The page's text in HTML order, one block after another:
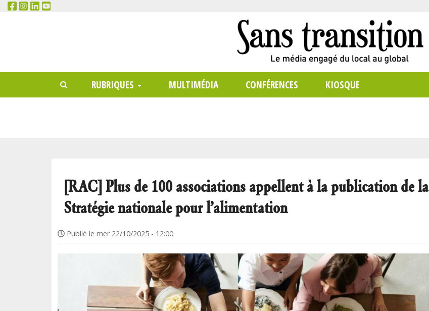
Main
menu
RECHERCHER
RUBRIQUES MULTIMÉDIA CONFÉRENCES KIOSQUE
[RAC] Plus de 100 associations appellent à la publication de la
Stratégie nationale pour l’alimentation
Publié le mer 22/10/2025 - 12:00